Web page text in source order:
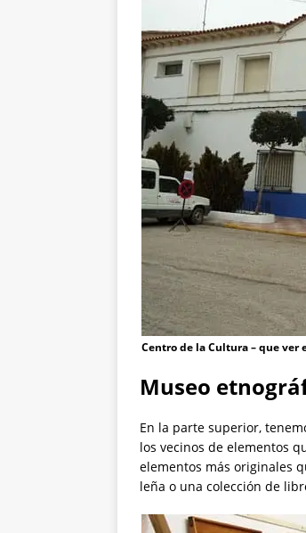
Centro de la Cultura – que ver
Museo
En la parte superior,
los vecinos de elementos
elementos más originales
leña o una colección de